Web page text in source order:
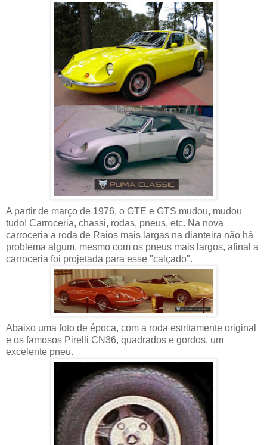
A partir de março de 1976, o GTE e GTS mudou, mudou
tudo! Carroceria, chassi, rodas, pneus, etc. Na nova
carroceria a roda de Raios mais largas na dianteira não há
problema algum, mesmo com os pneus mais largos, afinal a
carroceria foi projetada para esse "calçado".
Abaixo uma foto de época, com a roda estritamente original
e os famosos Pirelli CN36, quadrados e gordos, um
excelente pneu.